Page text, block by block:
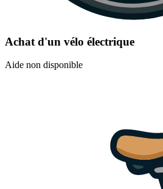
Achat d'un vélo électrique
Aide non disponible